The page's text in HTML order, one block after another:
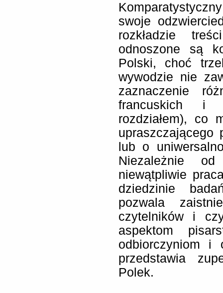
swoje
rozkładzie
odnoszone są
Polski, choć
wywodzie nie
zaznaczenie
francuskich i
rozdziałem), co
upraszczającego
lub o
Niezależnie
niewątpliwie
dziedzinie
pozwala
czytelników i
aspektom
odbiorczyniom i
przedstawia
Polek.